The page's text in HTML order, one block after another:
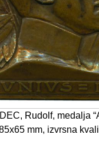
Rudolf, medalja
mm, izvrsna